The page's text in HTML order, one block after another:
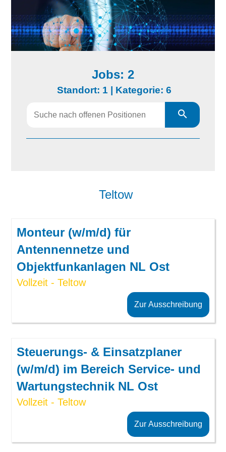
Jobs: 2
Standort: 1 | Kategorie: 6
Teltow
Monteur (w/m/d) für
Antennennetze und
Objektfunkanlagen NL Ost
Vollzeit - Teltow
Zur Ausschreibung
Steuerungs- & Einsatzplaner
(w/m/d) im Bereich Service- und
Wartungstechnik NL Ost
Vollzeit - Teltow
Zur Ausschreibung